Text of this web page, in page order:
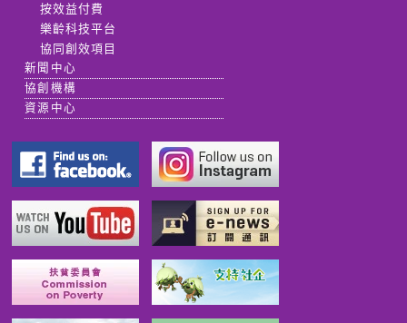
按效益付費
樂齡科技平台
協同創效項目
新聞中心
協創機構
資源中心